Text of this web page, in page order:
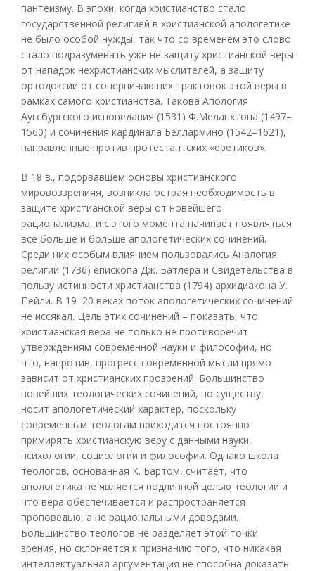
пантеизму. В эпохи, когда христианство стало
государственной религией в христианской апологетике
не было особой нужды, так что со временем это слово
стало подразумевать уже не защиту христианской веры
от нападок нехристианских мыслителей, а защиту
ортодоксии от соперничающих трактовок этой веры в
рамках самого христианства. Такова Апология
Аугсбургского исповедания (1531) Ф.Меланхтона (1497–
1560) и сочинения кардинала Беллармино (1542–1621),
направленные против протестантских «еретиков».
В 18 в., подорвавшем основы христианского
мировоззренияя, возникла острая необходимость в
защите христианской веры от новейшего
рационализма, и с этого момента начинает появляться
все больше и больше апологетических сочинений.
Среди них особым влиянием пользовались Аналогия
религии (1736) епископа Дж. Батлера и Свидетельства в
пользу истинности христианства (1794) архидиакона У.
Пейли. В 19–20 веках поток апологетических сочинений
не иссякал. Цель этих сочинений – показать, что
христианская вера не только не противоречит
утверждениям современной науки и философии, но
что, напротив, прогресс современной мысли прямо
зависит от христианских прозрений. Большинство
новейших теологических сочинений, по существу,
носит апологетический характер, поскольку
современным теологам приходится постоянно
примирять христианскую веру с данными науки,
психологии, социологии и философии. Однако школа
теологов, основанная К. Бартом, считает, что
апологетика не является подлинной целью теологии и
что вера обеспечивается и распространяется
проповедью, а не рациональными доводами.
Большинство теологов не разделяет этой точки
зрения, но склоняется к признанию того, что никакая
интеллектуальная аргументация не способна доказать